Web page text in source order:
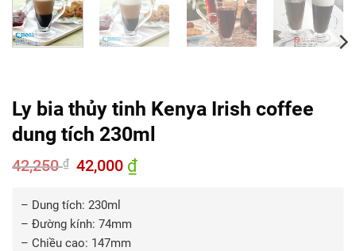
Ly bia thủy tinh Kenya Irish coffee
dung tích 230ml
42,250₫
Giá
gốc
42,000 ₫Giá
– Dung tích: 230ml
– Đường kính: 74mm
– Chiều cao: 147mm